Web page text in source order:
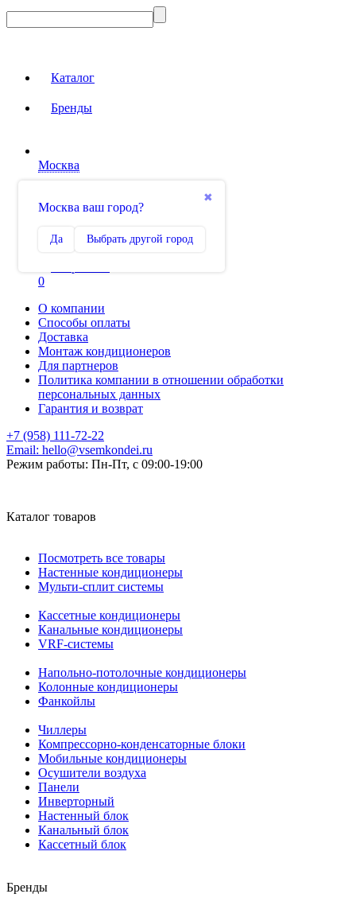
Каталог
Бренды
Москва
✖
Москва ваш город?
Да Выбрать другой город
Сравнение
0
О компании
Способы оплаты
Доставка
Монтаж кондиционеров
Для партнеров
Политика компании в отношении обработки
персональных данных
Гарантия и возврат
+7 (958) 111-72-22
Email: hello@vsemkondei.ru
Режим работы: Пн-Пт, с 09:00-19:00
Каталог товаров
Посмотреть все товары
Настенные кондиционеры
Мульти-сплит системы
Кассетные кондиционеры
Канальные кондиционеры
VRF-системы
Напольно-потолочные кондиционеры
Колонные кондиционеры
Фанкойлы
Чиллеры
Компрессорно-конденсаторные блоки
Мобильные кондиционеры
Осушители воздуха
Панели
Инверторный
Настенный блок
Канальный блок
Кассетный блок
Бренды